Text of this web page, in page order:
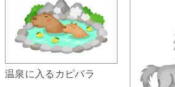
温泉に入るカピバラ